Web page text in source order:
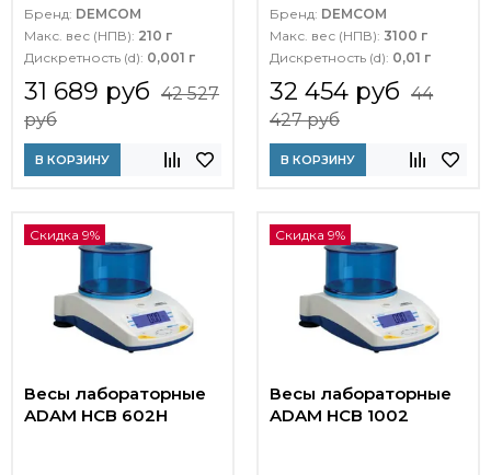
Бренд: DEMCOM
Макс. вес (НПВ): 210 г
Дискретность (d): 0,001 г
31 689 руб 42 527
руб
В КОРЗИНУ
Бренд: DEMCOM
Макс. вес (НПВ): 3100 г
Дискретность (d): 0,01 г
32 454 руб 44
427 руб
В КОРЗИНУ
Скидка 9%
Весы лабораторные
ADAM HCB 602H
Скидка 9%
Весы лабораторные
ADAM HCB 1002